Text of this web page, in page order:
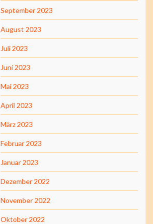
September 2023
August 2023
Juli 2023
Juni 2023
Mai 2023
April 2023
März 2023
Februar 2023
Januar 2023
Dezember 2022
November 2022
Oktober 2022